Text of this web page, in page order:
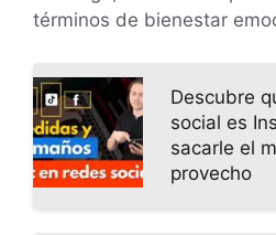
términos de bienestar
Descubre
social es
sacarle el
provecho